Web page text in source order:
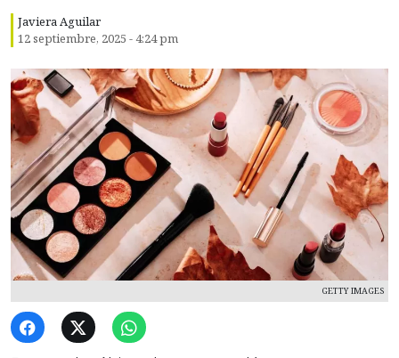
Javiera Aguilar
12 septiembre, 2025 - 4:24 pm
GETTY IMAGES